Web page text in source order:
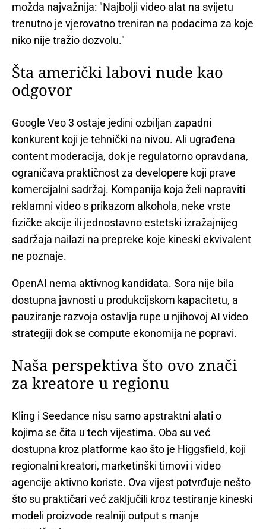
možda najvažnija: "Najbolji video alat na svijetu
trenutno je vjerovatno treniran na podacima za koje
niko nije tražio dozvolu."
Šta američki labovi nude kao
odgovor
Google Veo 3 ostaje jedini ozbiljan zapadni
konkurent koji je tehnički na nivou. Ali ugrađena
content moderacija, dok je regulatorno opravdana,
ograničava praktičnost za developere koji prave
komercijalni sadržaj. Kompanija koja želi napraviti
reklamni video s prikazom alkohola, neke vrste
fizičke akcije ili jednostavno estetski izražajnijeg
sadržaja nailazi na prepreke koje kineski ekvivalent
ne poznaje.
OpenAI nema aktivnog kandidata. Sora nije bila
dostupna javnosti u produkcijskom kapacitetu, a
pauziranje razvoja ostavlja rupe u njihovoj AI video
strategiji dok se compute ekonomija ne popravi.
Naša perspektiva što ovo znači
za kreatore u regionu
Kling i Seedance nisu samo apstraktni alati o
kojima se čita u tech vijestima. Oba su već
dostupna kroz platforme kao što je Higgsfield, koji
regionalni kreatori, marketinški timovi i video
agencije aktivno koriste. Ova vijest potvrđuje nešto
što su praktičari već zaključili kroz testiranje kineski
modeli proizvode realniji output s manje